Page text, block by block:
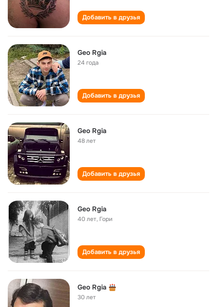
Добавить в друзья
Geo Rgia
24 года
Добавить в друзья
Geo Rgia
48 лет
Добавить в друзья
Geo Rgia
40 лет, Гори
Добавить в друзья
Geo Rgia
30 лет